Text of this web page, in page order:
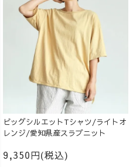
ビッグシルエットTシャツ/ライトオ
レンジ/愛知県産スラブニット
9,350円(税込)